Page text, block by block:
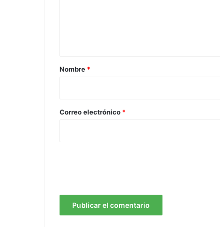
r
*
Nombre *
Correo electrónico *